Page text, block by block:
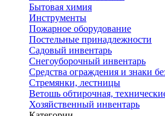
Бытовая химия
Инструменты
Пожарное оборудование
Постельные принадлежности
Садовый инвентарь
Снегоуборочный инвентарь
Средства ограждения и знаки
Стремянки, лестницы
Ветошь обтирочная,
Хозяйственный инвентарь